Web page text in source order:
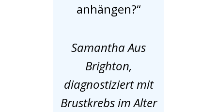
anhängen?“
Samantha Aus
Brighton,
diagnostiziert mit
Brustkrebs im Alter